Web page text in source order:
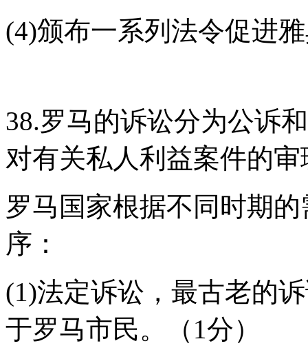
(4)颁布一系列法令促进
38.罗马的诉讼分为公诉
对有关私人利益案件的
罗马国家根据不同时期
序：
(1)法定诉讼，最古老的
于罗马市民。（1分）